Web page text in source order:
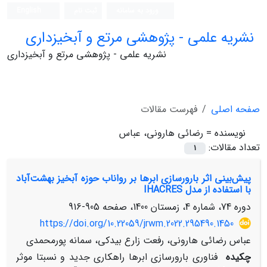
نشریه علمی - پژوهشی مرتع و آبخیزداری
نشریه علمی - پژوهشی مرتع و آبخیزداری
صفحه اصلی
فهرست مقالات
نویسنده = رضائی هارونی، عباس
تعداد مقالات:
1
پیش‌بینی اثر بارورسازی ابرها بر رواناب حوزه آبخیز بهشت‌آباد
با استفاده از مدل IHACRES
دوره 74، شماره 4، زمستان 1400، صفحه
905-916
https://doi.org/10.22059/jrwm.2022.295490.1450
عباس رضائی هارونی، رفعت زارع بیدکی، سمانه پورمحمدی
چکیده فناوری بارورسازی ابرها راهکاری جدید و نسبتا موثر